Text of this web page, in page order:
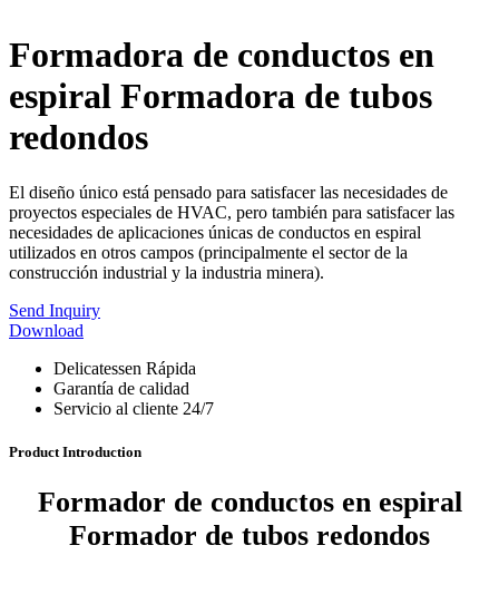
Formadora de conductos en
espiral Formadora de tubos
redondos
El diseño único está pensado para satisfacer las necesidades de
proyectos especiales de HVAC, pero también para satisfacer las
necesidades de aplicaciones únicas de conductos en espiral
utilizados en otros campos (principalmente el sector de la
construcción industrial y la industria minera).
Send Inquiry
Download
Delicatessen Rápida
Garantía de calidad
Servicio al cliente 24/7
Product Introduction
Formador de conductos en espiral
Formador de tubos redondos